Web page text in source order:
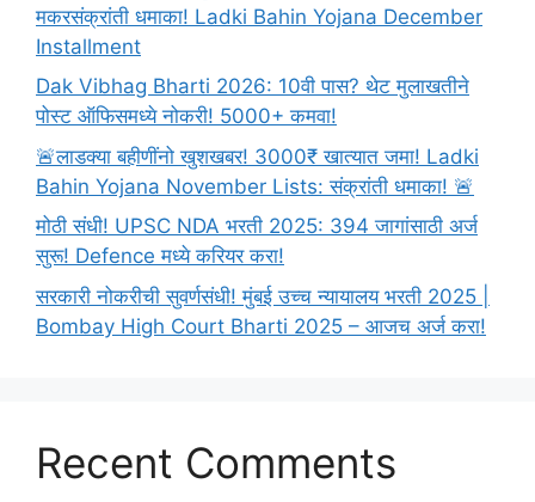
मकरसंक्रांती धमाका! Ladki Bahin Yojana December
Installment
Dak Vibhag Bharti 2026: 10वी पास? थेट मुलाखतीने
पोस्ट ऑफिसमध्ये नोकरी! 5000+ कमवा!
🚨लाडक्या बहीणींनो खुशखबर! 3000₹ खात्यात जमा! Ladki
Bahin Yojana November Lists: संक्रांती धमाका! 🚨
मोठी संधी! UPSC NDA भरती 2025: 394 जागांसाठी अर्ज
सुरू! Defence मध्ये करियर करा!
सरकारी नोकरीची सुवर्णसंधी! मुंबई उच्च न्यायालय भरती 2025 |
Bombay High Court Bharti 2025 – आजच अर्ज करा!
Recent Comments